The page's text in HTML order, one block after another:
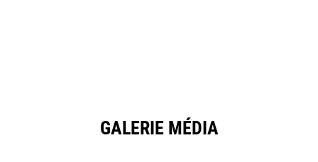
GALERIE MÉDIA